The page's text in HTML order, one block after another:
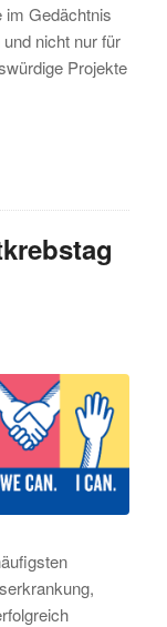
im Gedächtnis
nicht nur für
Projekte